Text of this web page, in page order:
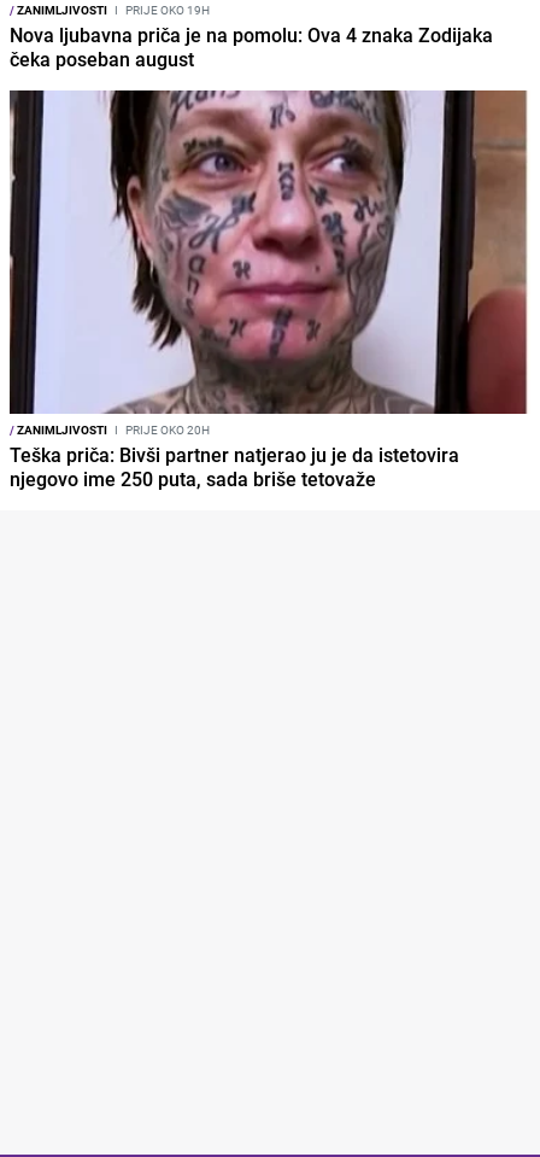
/ZANIMLJIVOSTI I PRIJE OKO 19H
Nova ljubavna priča je na pomolu: Ova 4 znaka Zodijaka
čeka poseban august
/ZANIMLJIVOSTI I PRIJE OKO 20H
Teška priča: Bivši partner natjerao ju je da istetovira
njegovo ime 250 puta, sada briše tetovaže